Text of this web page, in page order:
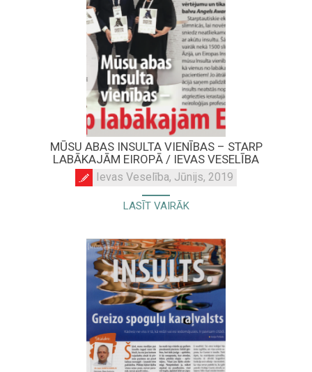
MŪSU ABAS INSULTA VIENĪBAS – STARP
LABĀKAJĀM EIROPĀ / IEVAS VESELĪBA
Ievas Veselība, Jūnijs, 2019
LASĪT VAIRĀK